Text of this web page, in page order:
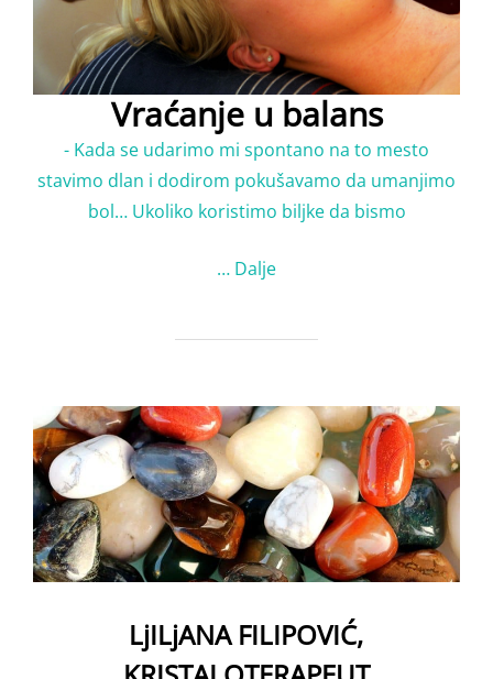
Vraćanje u balans
- Kada se udarimo mi spontano na to mesto
stavimo dlan i dodirom pokušavamo da umanjimo
bol… Ukoliko koristimo biljke da bismo
… Dalje
LjILjANA FILIPOVIĆ,